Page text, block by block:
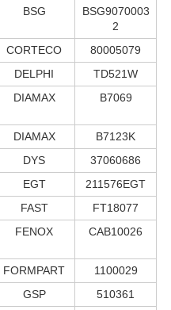
BSG
BSG9070003
2
CORTECO
80005079
DELPHI
TD521W
DIAMAX B7069
DIAMAX
B7123K
DYS
37060686
EGT
211576EGT
FAST
FT18077
FENOX CAB10026
FORMPART
1100029
GSP
510361